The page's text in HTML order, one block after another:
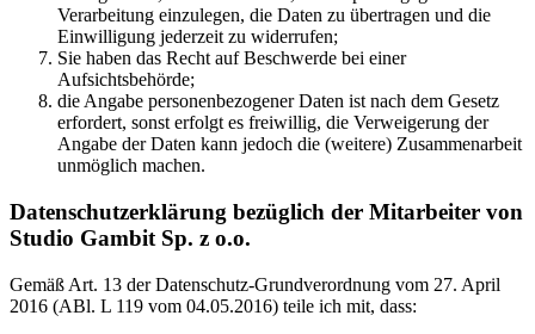
Verarbeitung einzulegen, die Daten zu übertragen und die
Einwilligung jederzeit zu widerrufen;
Sie haben das Recht auf Beschwerde bei einer
Aufsichtsbehörde;
die Angabe personenbezogener Daten ist nach dem Gesetz
erfordert, sonst erfolgt es freiwillig, die Verweigerung der
Angabe der Daten kann jedoch die (weitere) Zusammenarbeit
unmöglich machen.
Datenschutzerklärung bezüglich der Mitarbeiter von
Studio Gambit Sp. z o.o.
Gemäß Art. 13 der Datenschutz-Grundverordnung vom 27. April
2016 (ABl. L 119 vom 04.05.2016) teile ich mit, dass: